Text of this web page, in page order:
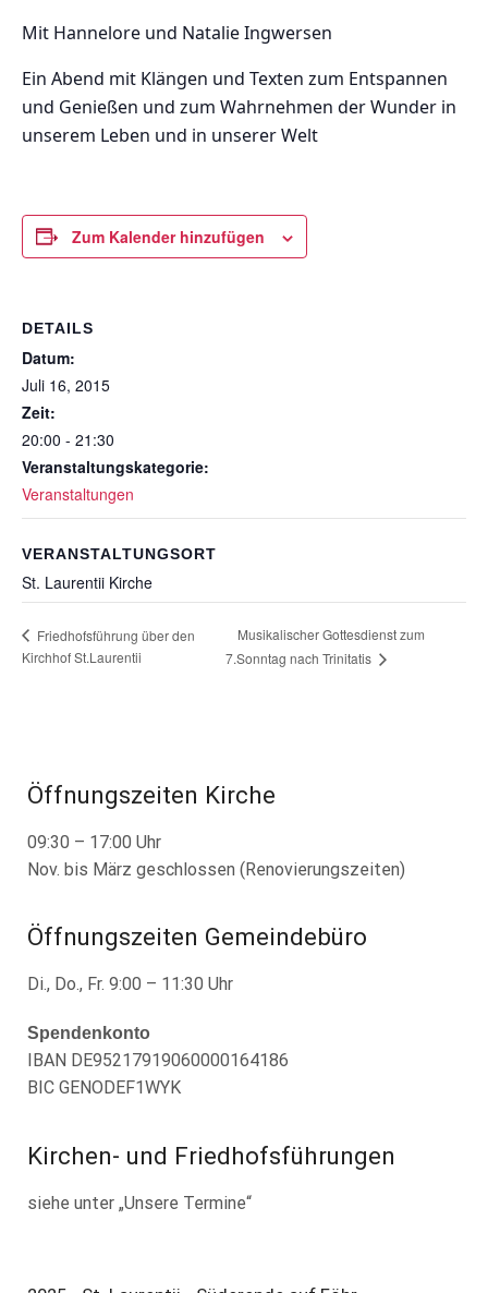
Mit Hannelore und Natalie Ingwersen
Ein Abend mit Klängen und Texten zum Entspannen
und Genießen und zum Wahrnehmen der Wunder in
unserem Leben und in unserer Welt
Zum Kalender hinzufügen
DETAILS
Datum:
Juli 16, 2015
Zeit:
20:00 - 21:30
Veranstaltungskategorie:
Veranstaltungen
VERANSTALTUNGSORT
St. Laurentii Kirche
Friedhofsführung über den
Kirchhof St.Laurentii
Musikalischer Gottesdienst zum
7.Sonntag nach Trinitatis
Öffnungszeiten Kirche
09:30 – 17:00 Uhr
Nov. bis März geschlossen (Renovierungszeiten)
Öffnungszeiten Gemeindebüro
Di., Do., Fr. 9:00 – 11:30 Uhr
Spendenkonto
IBAN DE95217919060000164186
BIC GENODEF1WYK
Kirchen- und Friedhofsführungen
siehe unter „Unsere Termine“